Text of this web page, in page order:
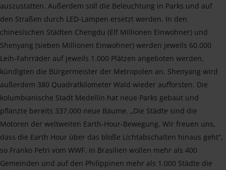
auszustatten. Außerdem soll die Beleuchtung in Parks und auf
den Straßen durch LED-Lampen ersetzt werden. In den
chinesischen Städten Chengdu (Elf Millionen Einwohner) und
Shenyang (sieben Millionen Einwohner) werden jeweils 60.000
Leih-Fahrräder auf jeweils 1.000 Plätzen angeboten werden,
kündigten die Bürgermeister der Metropolen an. Shenyang wird
außerdem 380 Quadratkilometer Wald wieder aufforsten. Die
kolumbianische Stadt Medellin hat neue Parks gebaut und
pflanzte bereits 337.000 neue Bäume. „Die Städte sind die
Motoren der weltweiten Earth-Hour-Bewegung. Wir freuen uns,
dass die Earth Hour über das bloße Lichtabschalten hinaus geht“,
so Franko Petri vom WWF. In Brasilien wollen mehr als 400
Gemeinden und auf den Philippinen mehr als 1.000 Städte die